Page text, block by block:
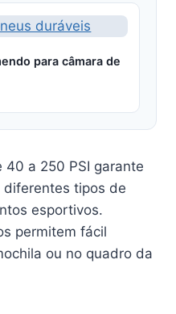
para câmara de
40 a 250 PSI garante
diferentes tipos de
esportivos.
permitem fácil
ou no quadro da